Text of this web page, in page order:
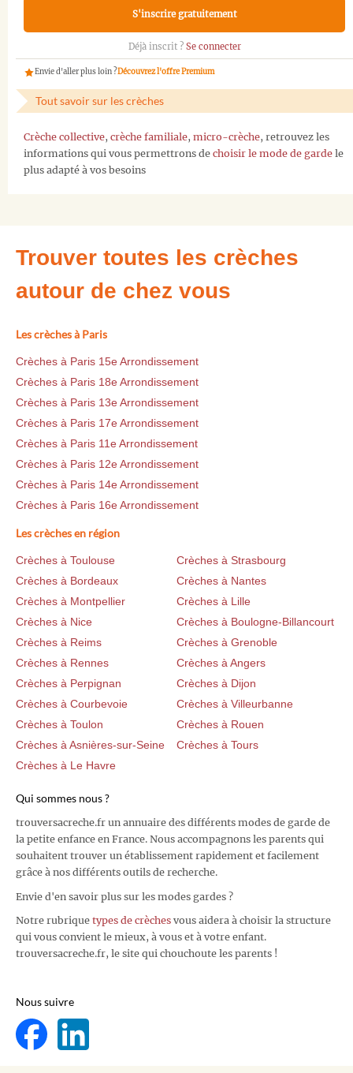
S'inscrire gratuitement
Déjà inscrit ? Se connecter
Envie d'aller plus loin ?Découvrez l'offre Premium
Tout savoir sur les crèches
Crèche collective, crèche familiale, micro-crèche, retrouvez les
informations qui vous permettrons de choisir le mode de garde le
plus adapté à vos besoins
Trouver toutes les crèches
autour de chez vous
Les crèches à Paris
Crèches à Paris 15e Arrondissement
Crèches à Paris 18e Arrondissement
Crèches à Paris 13e Arrondissement
Crèches à Paris 17e Arrondissement
Crèches à Paris 11e Arrondissement
Crèches à Paris 12e Arrondissement
Crèches à Paris 14e Arrondissement
Crèches à Paris 16e Arrondissement
Les crèches en région
Crèches à Toulouse
Crèches à Strasbourg
Crèches à Bordeaux
Crèches à Nantes
Crèches à Montpellier
Crèches à Lille
Crèches à Nice
Crèches à Boulogne-Billancourt
Crèches à Reims
Crèches à Grenoble
Crèches à Rennes
Crèches à Angers
Crèches à Perpignan
Crèches à Dijon
Crèches à Courbevoie
Crèches à Villeurbanne
Crèches à Toulon
Crèches à Rouen
Crèches à Asnières-sur-Seine
Crèches à Tours
Crèches à Le Havre
Qui sommes nous ?
trouversacreche.fr un annuaire des différents modes de garde de
la petite enfance en France. Nous accompagnons les parents qui
souhaitent trouver un établissement rapidement et facilement
grâce à nos différents outils de recherche.
Envie d'en savoir plus sur les modes gardes ?
Notre rubrique types de crèches vous aidera à choisir la structure
qui vous convient le mieux, à vous et à votre enfant.
trouversacreche.fr, le site qui chouchoute les parents !
Nous suivre